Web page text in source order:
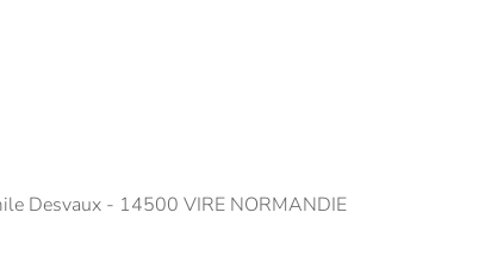
Desvaux - 14500 VIRE NORMANDIE